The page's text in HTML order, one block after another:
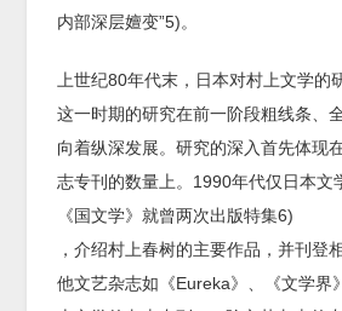
内部深层嬗变”5)。
上世纪80年代末，日本对村上文学的
这一时期的研究在前一阶段粗线条、
向着纵深发展。研究的深入首先体现
志专刊的数量上。1990年代仅日本文
《国文学》就曾两次出版特集6)
，介绍村上春树的主要作品，并刊登
他文艺杂志如《Eureka》、《文学界